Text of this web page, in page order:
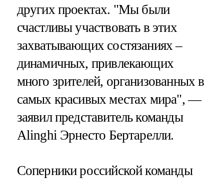
других проектах. "Мы были
счастливы участвовать в этих
захватывающих состязаниях –
динамичных, привлекающих
много зрителей, организованных в
самых красивых местах мира", —
заявил представитель команды
Alinghi Эрнесто Бертарелли.
Соперники российской команды